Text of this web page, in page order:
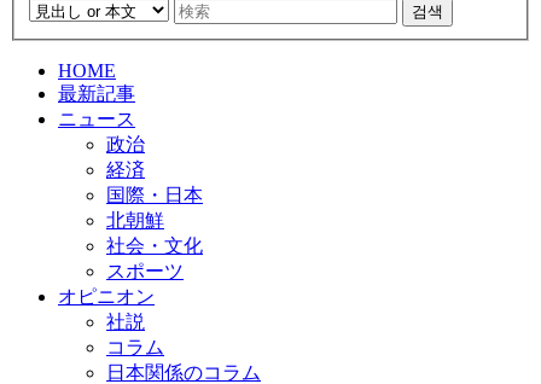
검색
HOME
最新記事
ニュース
政治
経済
国際・日本
北朝鮮
社会・文化
スポーツ
オピニオン
社説
コラム
日本関係のコラム